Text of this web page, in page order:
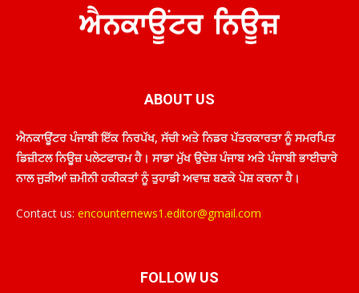
ABOUT US
ਐਨਕਾਊਂਟਰ ਪੰਜਾਬੀ ਇੱਕ ਨਿਰਪੱਖ, ਸੱਚੀ ਅਤੇ ਨਿਡਰ ਪੱਤਰਕਾਰਤਾ ਨੂੰ ਸਮਰਪਿਤ
ਡਿਜ਼ੀਟਲ ਨਿਊਜ਼ ਪਲੇਟਫਾਰਮ ਹੈ। ਸਾਡਾ ਮੁੱਖ ਉਦੇਸ਼ ਪੰਜਾਬ ਅਤੇ ਪੰਜਾਬੀ ਭਾਈਚਾਰੇ
ਨਾਲ ਜੁੜੀਆਂ ਜ਼ਮੀਨੀ ਹਕੀਕਤਾਂ ਨੂੰ ਤੁਹਾਡੀ ਅਵਾਜ਼ ਬਣਕੇ ਪੇਸ਼ ਕਰਨਾ ਹੈ।
Contact us: encounternews1.editor@gmail.com
FOLLOW US